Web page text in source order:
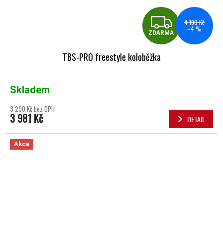
ZDARMA
4 190 Kč
–4 %
TBS-PRO freestyle koloběžka
Skladem
3 290 Kč bez DPH
3 981 Kč DETAIL
Akce